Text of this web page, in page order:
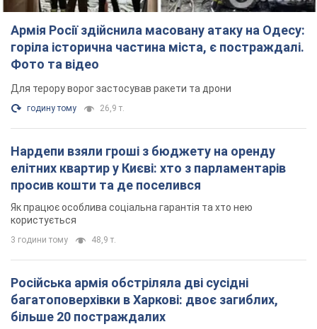
Армія Росії здійснила масовану атаку на Одесу:
горіла історична частина міста, є постраждалі.
Фото та відео
Для терору ворог застосував ракети та дрони
годину тому 26,9 т.
Нардепи взяли гроші з бюджету на оренду
елітних квартир у Києві: хто з парламентарів
просив кошти та де поселився
Як працює особлива соціальна гарантія та хто нею
користується
3 години тому 48,9 т.
Російська армія обстріляла дві сусідні
багатоповерхівки в Харкові: двоє загиблих,
більше 20 постраждалих